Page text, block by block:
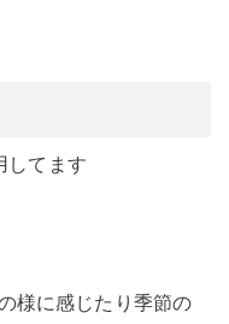
してます
様に感じたり季節の